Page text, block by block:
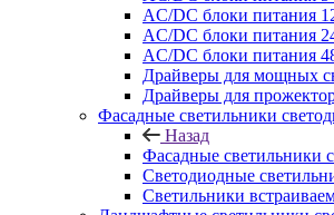
AC/DC блоки питания
AC/DC блоки питания
AC/DC блоки питания
Драйверы для мощных
Драйверы для
Фасадные светильники
Назад
Фасадные светильники
Светодиодные
Светильники